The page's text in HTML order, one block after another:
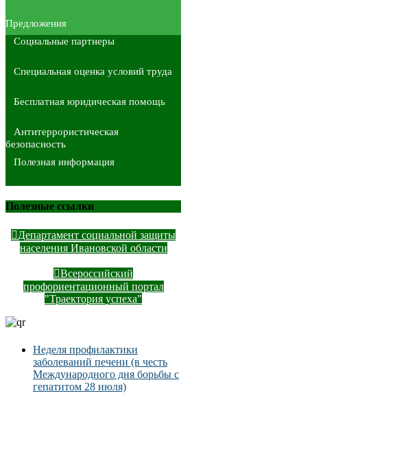
Предложения
Социальные партнеры
Специальная оценка условий труда
Бесплатная юридическая помощь
Антитеррористическая
безопасность
Полезная информация
Полезные ссылки
Департамент социальной защиты
населения Ивановской области
Всероссийский
профориентационный портал
"Траектория успеха"
Неделя профилактики
заболеваний печени (в честь
Международного дня борьбы с
гепатитом 28 июля)